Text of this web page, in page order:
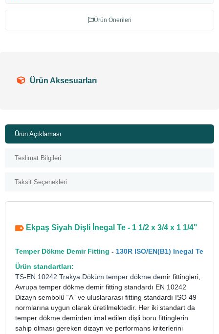
Ürün Önerileri
Ürün Aksesuarları
Ürün Açıklaması
Teslimat Bilgileri
Taksit Seçenekleri
Ekpaş Siyah Dişli İnegal Te - 1 1/2 x 3/4 x 1 1/4"
Temper Dökme Demir Fitting - 130R ISO/EN(B1) Inegal Te
Ürün standartları:
TS-EN 10242 Trakya Döküm temper dökme demir fittingleri,
Avrupa temper dökme demir fitting standardı EN 10242
Dizayn sembolü “A” ve uluslararası fitting standardı ISO 49
normlarına uygun olarak üretilmektedir. Her iki standart da
temper dökme demirden imal edilen dişli boru fittinglerin
sahip olması gereken dizayn ve performans kriterlerini